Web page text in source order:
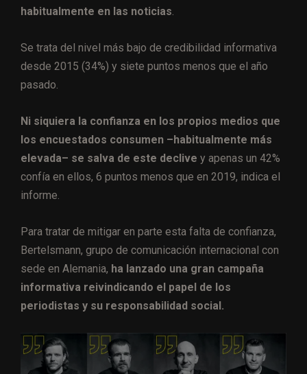
habitualmente en las noticias
Se trata del nivel más bajo de credibilidad informativa
desde 2015 (34%) y siete puntos menos que el año
pasado.
Ni siquiera la confianza en los propios medios que
los encuestados consumen –habitualmente más
elevada– se salva de este declive y apenas un 42%
confía en ellos, 6 puntos menos que en 2019, indica el
informe.
Para tratar de mitigar en parte esta falta de confianza,
Bertelsmann, grupo de comunicación internacional con
sede en Alemania, ha lanzado una gran campaña
informativa reivindicando el papel de los
periodistas y su responsabilidad social.